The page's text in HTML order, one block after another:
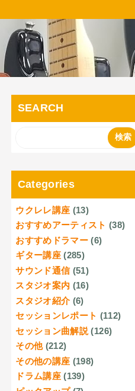
SEARCH
Categories
ウクレレ講座 (13)
おすすめアーティスト (38)
おすすめドラマー (6)
ギター講座 (285)
サウンド通信 (51)
スタジオ案内 (16)
スタジオ紹介 (6)
セッションレポート (112)
セッション曲解説 (126)
その他 (212)
その他の講座 (198)
ドラム講座 (139)